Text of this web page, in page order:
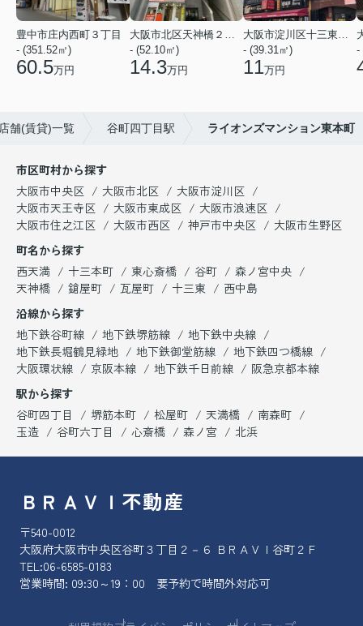
豊中市庄内西町３丁目
- (351.52㎡)
60.5万円
- (52.10㎡)
14.3万円
- (39.31㎡)
11万円
-
舗(賃貸)一覧 谷町四丁目駅 ライオンズマンション東本町
市区町村から探す
大阪市中央区
大阪市北区
大阪市淀川区
大阪市天王寺区
大阪市東成区
大阪市浪速区
大阪市住之江区
大阪市西区 神戸市中央区
大阪市生野区
町名から探す
西天満
十三本町 東心斎橋 谷町
森ノ宮中央
天神橋
鎗屋町 瓦屋町 十三東
西中島
沿線から探す
地下鉄谷町線
地下鉄堺筋線
地下鉄中央線
地下鉄長堀鶴見緑地
地下鉄御堂筋線
地下鉄四つ橋線
大阪環状線
京阪本線 地下鉄千日前線
阪急京都本線
駅から探す
谷町四丁目
堺筋本町 松屋町 天満橋
南森町
玉造
谷町六丁目 心斎橋 森ノ宮 北浜
ＢＲＡＶＩ不動産
〒540-0012
大阪府大阪市中央区谷町３丁目２－６ ＢＲＡＶＩ谷町２Ｆ
TEL:06-6585-0183
営業時間: 09:30～19：00 要予約で時間外対応可